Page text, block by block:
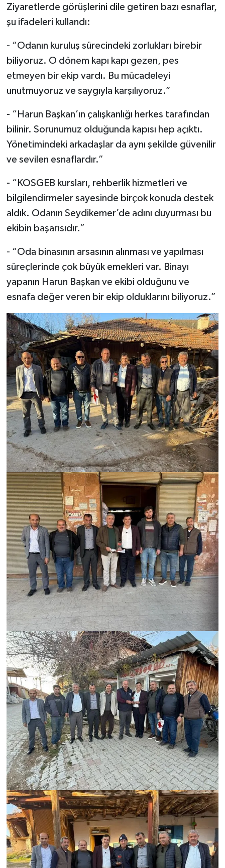
Ziyaretlerde görüşlerini dile getiren bazı esnaflar,
şu ifadeleri kullandı:
- “Odanın kuruluş sürecindeki zorlukları birebir
biliyoruz. O dönem kapı kapı gezen, pes
etmeyen bir ekip vardı. Bu mücadeleyi
unutmuyoruz ve saygıyla karşılıyoruz.”
- “Harun Başkan’ın çalışkanlığı herkes tarafından
bilinir. Sorunumuz olduğunda kapısı hep açıktı.
Yönetimindeki arkadaşlar da aynı şekilde güvenilir
ve sevilen esnaflardır.”
- “KOSGEB kursları, rehberlik hizmetleri ve
bilgilendirmeler sayesinde birçok konuda destek
aldık. Odanın Seydikemer’de adını duyurması bu
ekibin başarısıdır.”
- “Oda binasının arsasının alınması ve yapılması
süreçlerinde çok büyük emekleri var. Binayı
yapanın Harun Başkan ve ekibi olduğunu ve
esnafa değer veren bir ekip olduklarını biliyoruz.”